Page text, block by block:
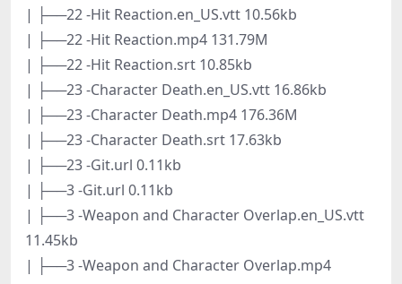
| ├──22 -Hit Reaction.en_US.vtt 10.56kb
| ├──22 -Hit Reaction.mp4 131.79M
| ├──22 -Hit Reaction.srt 10.85kb
| ├──23 -Character Death.en_US.vtt 16.86kb
| ├──23 -Character Death.mp4 176.36M
| ├──23 -Character Death.srt 17.63kb
| ├──23 -Git.url 0.11kb
| ├──3 -Git.url 0.11kb
| ├──3 -Weapon and Character Overlap.en_US.vtt
11.45kb
| ├──3 -Weapon and Character Overlap.mp4